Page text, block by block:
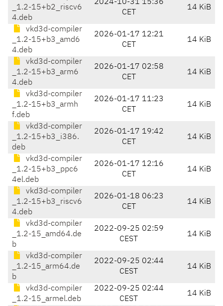
_1.2-15+b2_riscv6
4.deb
2024-10-31 15:36
CET
14 KiB
vkd3d-compiler
_1.2-15+b3_amd6
4.deb
2026-01-17 12:21
CET
14 KiB
vkd3d-compiler
_1.2-15+b3_arm6
4.deb
2026-01-17 02:58
CET
14 KiB
vkd3d-compiler
_1.2-15+b3_armh
f.deb
2026-01-17 11:23
CET
14 KiB
vkd3d-compiler
_1.2-15+b3_i386.
deb
2026-01-17 19:42
CET
14 KiB
vkd3d-compiler
_1.2-15+b3_ppc6
4el.deb
2026-01-17 12:16
CET
14 KiB
vkd3d-compiler
_1.2-15+b3_riscv6
4.deb
2026-01-18 06:23
CET
14 KiB
vkd3d-compiler
_1.2-15_amd64.de
b
2022-09-25 02:59
CEST
14 KiB
vkd3d-compiler
_1.2-15_arm64.de
b
2022-09-25 02:44
CEST
14 KiB
vkd3d-compiler
_1.2-15_armel.deb
2022-09-25 02:44
CEST
14 KiB